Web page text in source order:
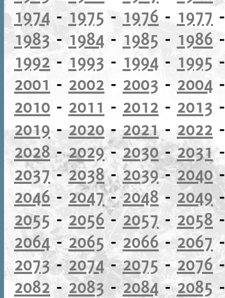
1974 - 1975 - 1976 - 1977
1983- 1984 - 1985 - 1986
1992 - 1993 - 1994 - 1995
2001 - 2002 - 2003 - 2004
2010 - 2011 - 2012 - 2013
2019 - 2020 - 2021- 2022
2028-2029-2030-2031
2037-2038-2039-2040
2046 - 2047-2048 - 2049
2055 - 2056- 2057-2058
2064-2065 - 2066-2067
2073-2074-2075 -2076
2082 -2083-2084-2085